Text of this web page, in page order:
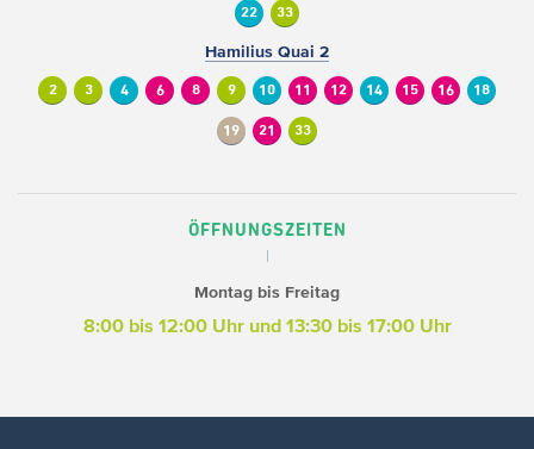
22 33
Hamilius Quai 2
2 3 4 6 8 9 10 11 12 14 15 16 18
19 21 33
ÖFFNUNGSZEITEN
Montag bis Freitag
8:00 bis 12:00 Uhr und 13:30 bis 17:00 Uhr